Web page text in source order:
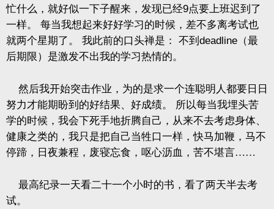
忙什么，就好似一下子醒来，发现已经9点要上班迟到了
一样。
每当我想起来好好学习的时候，差不多离考试也
就两个星期了。
我此前的口头禅是： 不到 deadline （最
后期限）是激发不出我的学习热情的。
然后我开始突击作业，为的是求一个连聪明人都要日日
努力才能期盼到的好结果、好成绩。
所以每当我埋头苦
学的时候，我会下死手地折腾自己，从来不去考虑身体、
健康之类的，我只是把自己当牲口一样，快马加鞭，马不
停蹄，日夜兼程，废寝忘食，呕心沥血，苦不堪言……
最高纪录一天看二十一个小时的书，看了两天半去考
试。